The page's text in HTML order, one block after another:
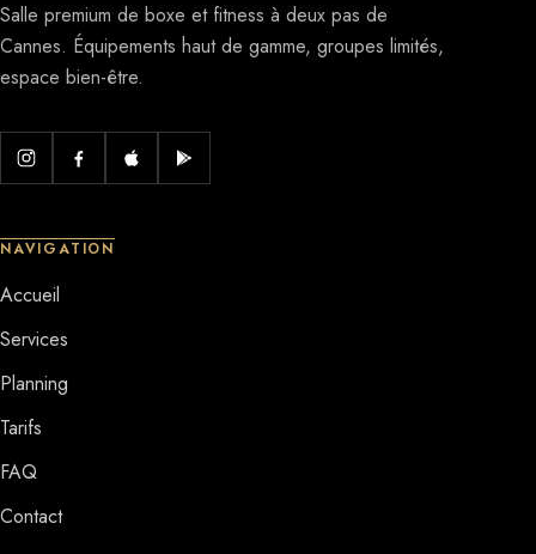
Salle premium de boxe et fitness à deux pas de
Cannes. Équipements haut de gamme, groupes limités,
espace bien-être.
NAVIGATION
Accueil
Services
Planning
Tarifs
FAQ
Contact